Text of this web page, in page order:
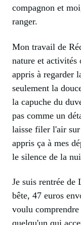
compagnon et
ranger.
Mon travail de
nature et activités
appris à regarder
seulement la
la capuche du
pas comme un
laisse filer l'air sur
appris ça à mes
le silence de la
Je suis rentrée de
bête, 47 euros
voulu